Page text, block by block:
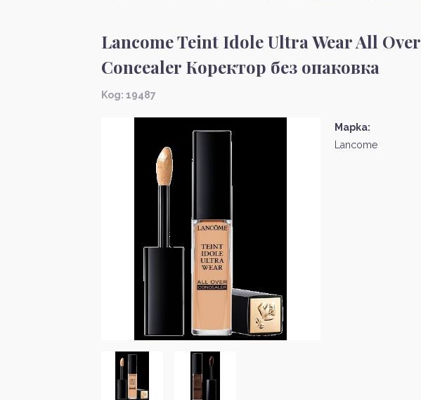
Lancome Teint Idole Ultra Wear All Over
Concealer Коректор без опаковка
Kод: 19487
Марка:
Lancome